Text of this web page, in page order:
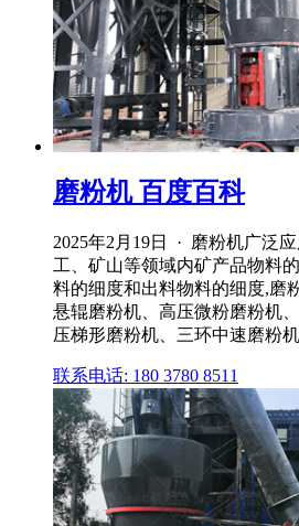
磨粉机 百度百科
2025年2月19日 · 磨粉机广泛
工、矿山等领域内矿产品物料
料的细度和出料物料的细度,磨
悬辊磨粉机、高压微粉磨粉机
压梯形磨粉机、三环中速磨粉
联系电话: 180 3780 8511